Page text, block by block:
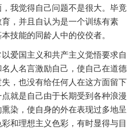
我觉得自己问题不是很大。毕竟
，并且自认为是一个训练有素
技能的同龄人中的佼佼者。
爱国主义和共产主义觉悟要求自
人名言激励自己，使自己在道德
，也没有给任何人在这方面留下
就是自己由于长期受到各种浪漫
染，使自身的外在表现过多地呈
和理想主义色彩，有时显得与目